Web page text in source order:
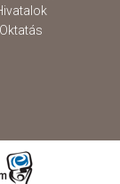
Oktatás